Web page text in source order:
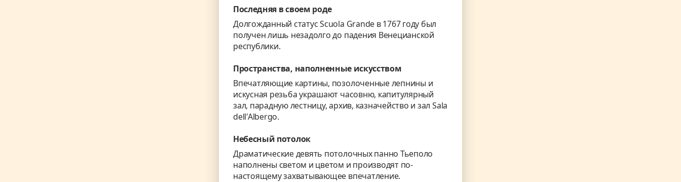
Последняя в своем роде
Долгожданный статус Scuola Grande в 1767 году был
получен лишь незадолго до падения Венецианской
республики.
Пространства, наполненные искусством
Впечатляющие картины, позолоченные лепнины и
искусная резьба украшают часовню, капитулярный
зал, парадную лестницу, архив, казначейство и зал Sala
dell'Albergo.
Небесный потолок
Драматические девять потолочных панно Тьеполо
наполнены светом и цветом и производят по-
настоящему захватывающее впечатление.